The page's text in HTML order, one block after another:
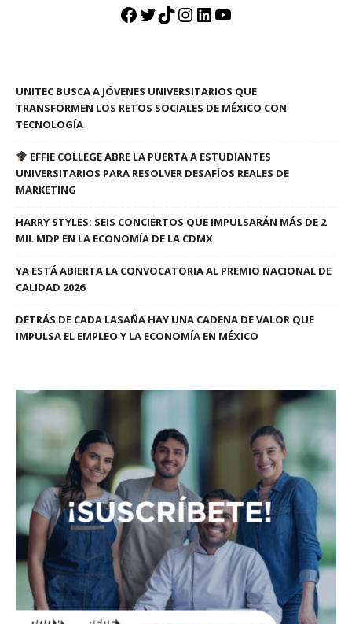
Facebook
Twitter
TikTok
Instagram
LinkedIn
YouTube
UNITEC BUSCA A JÓVENES UNIVERSITARIOS QUE
TRANSFORMEN LOS RETOS SOCIALES DE MÉXICO CON
TECNOLOGÍA
EFFIE COLLEGE ABRE LA PUERTA A ESTUDIANTES
UNIVERSITARIOS PARA RESOLVER DESAFÍOS REALES DE
MARKETING
HARRY STYLES: SEIS CONCIERTOS QUE IMPULSARÁN MÁS DE 2
MIL MDP EN LA ECONOMÍA DE LA CDMX
YA ESTÁ ABIERTA LA CONVOCATORIA AL PREMIO NACIONAL DE
CALIDAD 2026
DETRÁS DE CADA LASAÑA HAY UNA CADENA DE VALOR QUE
IMPULSA EL EMPLEO Y LA ECONOMÍA EN MÉXICO